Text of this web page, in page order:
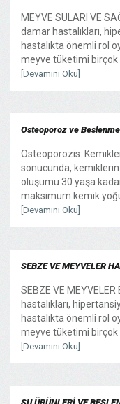
MEYVE SULARI VE
damar hastalıkları,
hastalıkta önemli rol
meyve tüketimi birçok k
[Devamını Oku]
Osteoporoz ve Beslenme
Osteoporozis:
sonucunda, kemiklerin
oluşumu 30 yaşa
maksimum kemik
[Devamını Oku]
SEBZE VE MEYVELER
SEBZE VE
hastalıkları,
hastalıkta önemli rol
meyve tüketimi birçok
[Devamını Oku]